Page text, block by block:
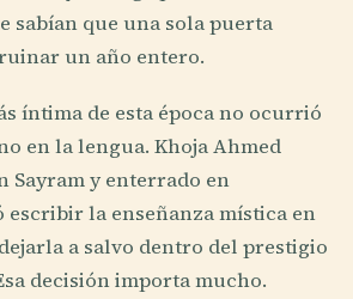
sabían que una sola puerta
un año entero.
íntima de esta época no ocurrió
en la lengua. Khoja Ahmed
Sayram y enterrado en
la enseñanza mística en
a salvo dentro del prestigio
decisión importa mucho.